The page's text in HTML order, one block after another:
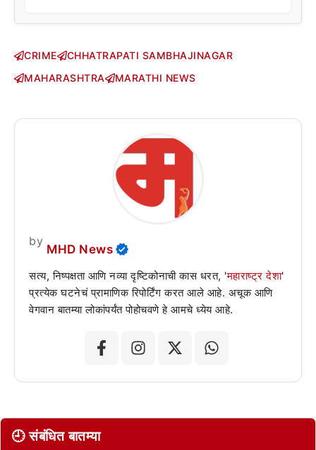
CRIME
CHHATRAPATI SAMBHAJINAGAR
MAHARASHTRA
MARATHI NEWS
by
MHD News
सत्य, निष्पक्षता आणि नव्या दृष्टिकोनाची कास धरत, 'महाराष्ट्र देशा'
प्रत्येक घटनेचं प्रामाणिक रिपोर्टिंग करत आले आहे. अचूक आणि
वेगवान बातम्या लोकांपर्यंत पोहोचवणे हे आमचे ध्येय आहे.
🕘 संबंधित बातम्या